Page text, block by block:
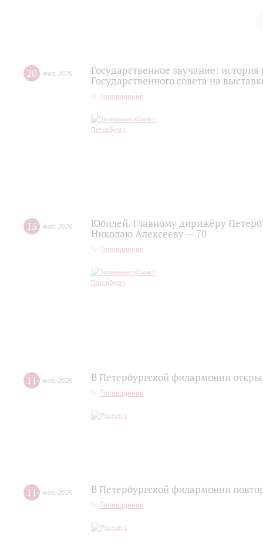
20 мая 2026
Государственное звучание:
Государственного совета на
Телевидение
15 мая 2026
Юбилей. Главному дирижёру
Николаю Алексееву — 70
Телевидение
11 мая 2026 В Петербургской филармонии
Телевидение
11 мая 2026 В Петербургской филармонии
Телевидение